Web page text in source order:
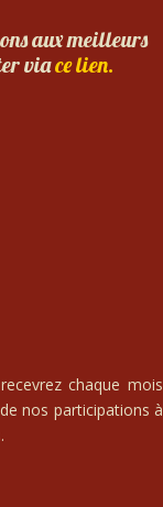
aux meilleurs
viace lien.
chaque mois
nos participations à